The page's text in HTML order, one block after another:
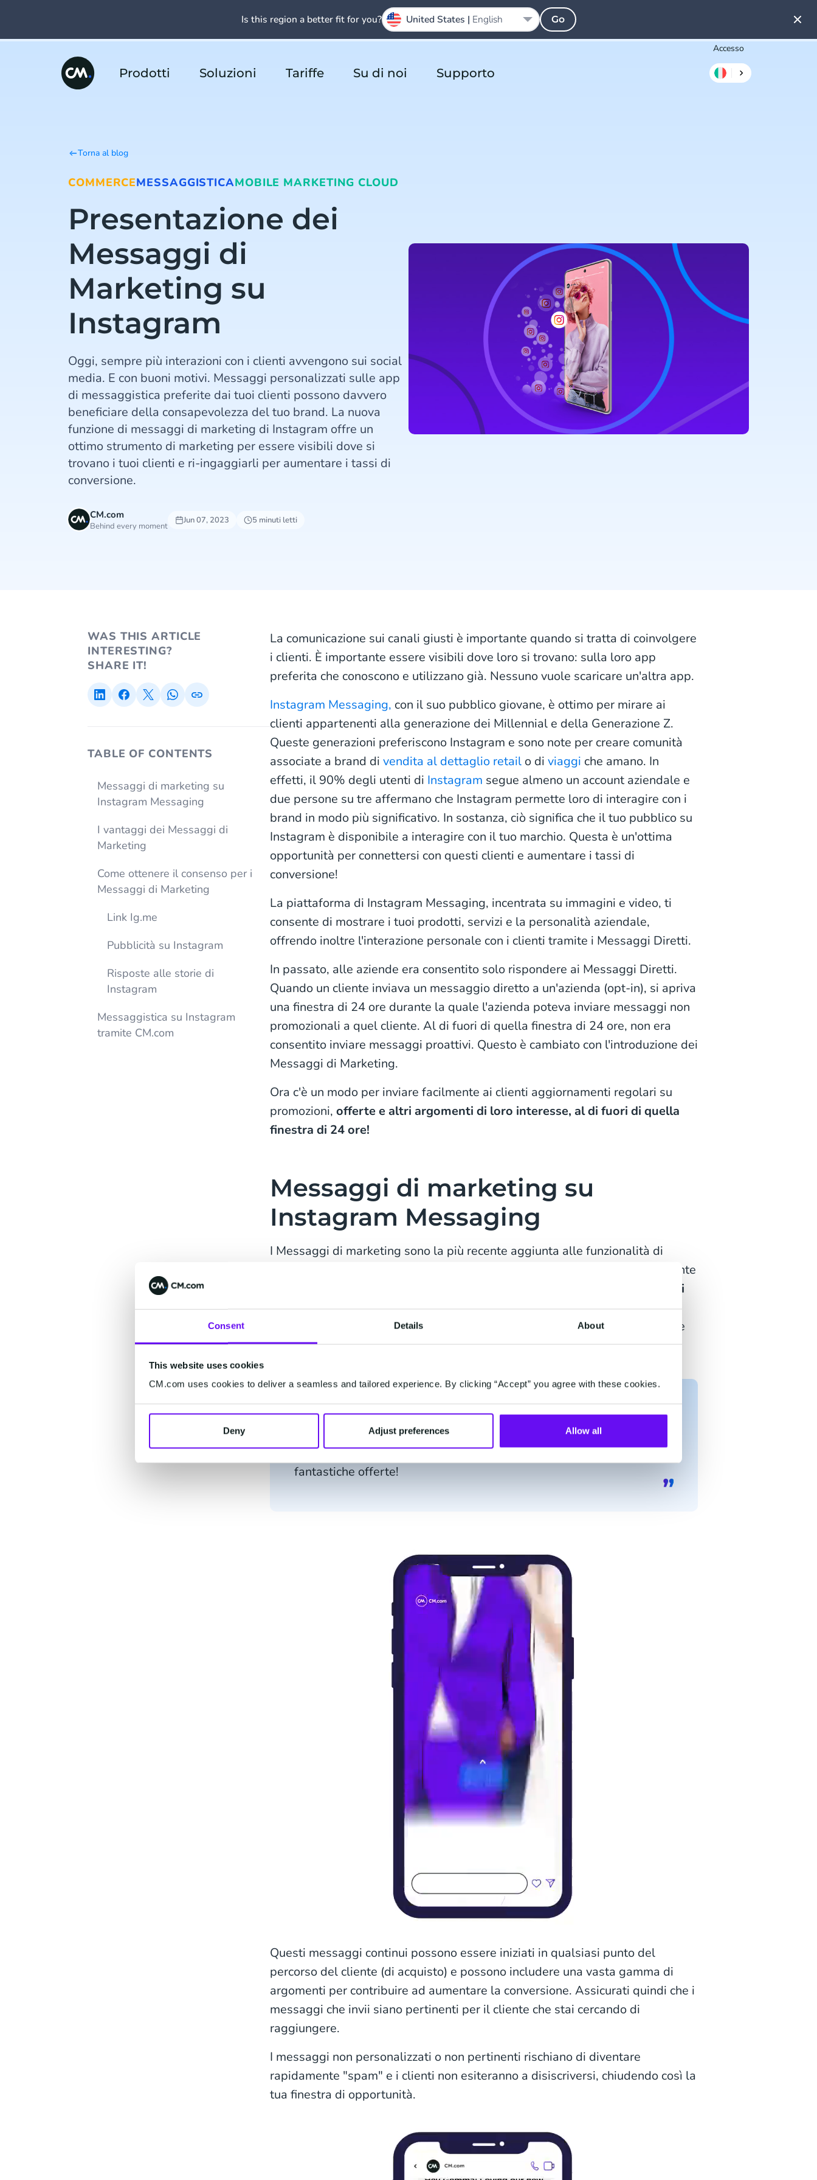
Consent Details About
This website uses cookies
CM.com uses cookies to deliver a seamless and tailored experience. By clicking “Accept” you agree with these cookies.
Deny Adjust preferences Allow all
Accesso
Prodotti Soluzioni Tariffe Su di noi Supporto
Torna al blog
COMMERCEMESSAGGISTICAMOBILE MARKETING CLOUD
Presentazione dei
Messaggi di
Marketing su
Instagram
Oggi, sempre più interazioni con i clienti avvengono sui social
media. E con buoni motivi. Messaggi personalizzati sulle app
di messaggistica preferite dai tuoi clienti possono davvero
beneficiare della consapevolezza del tuo brand. La nuova
funzione di messaggi di marketing di Instagram offre un
ottimo strumento di marketing per essere visibili dove si
trovano i tuoi clienti e ri-ingaggiarli per aumentare i tassi di
conversione.
CM.com
Behind every moment
Jun 07, 2023 5 minuti letti
WAS THIS ARTICLE
INTERESTING?
SHARE IT!
TABLE OF CONTENTS
Messaggi di marketing su
Instagram Messaging
I vantaggi dei Messaggi di
Marketing
Come ottenere il consenso per i
Messaggi di Marketing
Link Ig.me
Pubblicità su Instagram
Risposte alle storie di
Instagram
Messaggistica su Instagram
tramite CM.com
La comunicazione sui canali giusti è importante quando si tratta di coinvolgere
i clienti. È importante essere visibili dove loro si trovano: sulla loro app
preferita che conoscono e utilizzano già. Nessuno vuole scaricare un'altra app.
Instagram Messaging, con il suo pubblico giovane, è ottimo per mirare ai
clienti appartenenti alla generazione dei Millennial e della Generazione Z.
Queste generazioni preferiscono Instagram e sono note per creare comunità
associate a brand di vendita al dettaglio retail o di viaggi che amano. In
effetti, il 90% degli utenti di Instagram segue almeno un account aziendale e
due persone su tre affermano che Instagram permette loro di interagire con i
brand in modo più significativo. In sostanza, ciò significa che il tuo pubblico su
Instagram è disponibile a interagire con il tuo marchio. Questa è un'ottima
opportunità per connettersi con questi clienti e aumentare i tassi di
conversione!
La piattaforma di Instagram Messaging, incentrata su immagini e video, ti
consente di mostrare i tuoi prodotti, servizi e la personalità aziendale,
offrendo inoltre l'interazione personale con i clienti tramite i Messaggi Diretti.
In passato, alle aziende era consentito solo rispondere ai Messaggi Diretti.
Quando un cliente inviava un messaggio diretto a un'azienda (opt-in), si apriva
una finestra di 24 ore durante la quale l'azienda poteva inviare messaggi non
promozionali a quel cliente. Al di fuori di quella finestra di 24 ore, non era
consentito inviare messaggi proattivi. Questo è cambiato con l'introduzione dei
Messaggi di Marketing.
Ora c'è un modo per inviare facilmente ai clienti aggiornamenti regolari su
promozioni, offerte e altri argomenti di loro interesse, al di fuori di quella
finestra di 24 ore!
Messaggi di marketing su
Instagram Messaging
I Messaggi di marketing sono la più recente aggiunta alle funzionalità di
Instagram Messaging. Questa funzione ti permette di inviare quotidianamente
messaggi regolari o notifiche agli utenti che hanno scelto di riceverli, al di
fuori della finestra di 24 ore precedentemente menzionata!Ideale per
inviare ai clienti interessati le ultime offerte e promozioni al fine di stimolare
un nuovo coinvolgimento!
Vuoi rimanere sempre aggiornato sui nostri nuovi lanci di prodotti?
fantastiche offerte!
Questi messaggi continui possono essere iniziati in qualsiasi punto del
percorso del cliente (di acquisto) e possono includere una vasta gamma di
argomenti per contribuire ad aumentare la conversione. Assicurati quindi che i
messaggi che invii siano pertinenti per il cliente che stai cercando di
raggiungere.
I messaggi non personalizzati o non pertinenti rischiano di diventare
rapidamente "spam" e i clienti non esiteranno a disiscriversi, chiudendo così la
tua finestra di opportunità.
Is this region a better fit for you? United States | English Go